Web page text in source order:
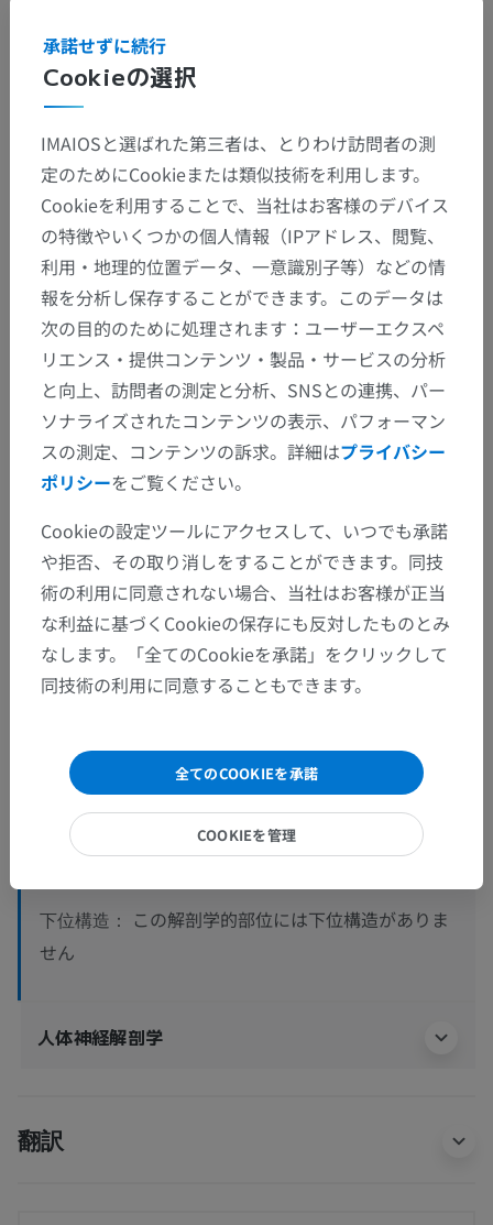
解剖学的階層
人体解剖学1
系統解剖> 心脈管系> 静脈> 上大静脈>
［右・左］腕頭静脈> 大脳の静脈 >
下位構造：
この解剖学的部位には下位構造がありま
せん
人体神経解剖学
翻訳
Cookieの選択
承諾せずに続行
IMAIOSと選ばれた第三者は、とりわけ訪問者の測
定のためにCookieまたは類似技術を利用します。
Cookieを利用することで、当社はお客様のデバイス
の特徴やいくつかの個人情報（IPアドレス、閲覧、
利用・地理的位置データ、一意識別子等）などの情
報を分析し保存することができます。このデータは
次の目的のために処理されます：ユーザーエクスペ
リエンス・提供コンテンツ・製品・サービスの分析
と向上、訪問者の測定と分析、SNSとの連携、パー
ソナライズされたコンテンツの表示、パフォーマン
スの測定、コンテンツの訴求。詳細はプライバシー
ポリシーをご覧ください。
Cookieの設定ツールにアクセスして、いつでも承諾
や拒否、その取り消しをすることができます。同技
術の利用に同意されない場合、当社はお客様が正当
な利益に基づくCookieの保存にも反対したものとみ
なします。「全てのCookieを承諾」をクリックして
同技術の利用に同意することもできます。
全てのCOOKIEを承諾
COOKIEを管理